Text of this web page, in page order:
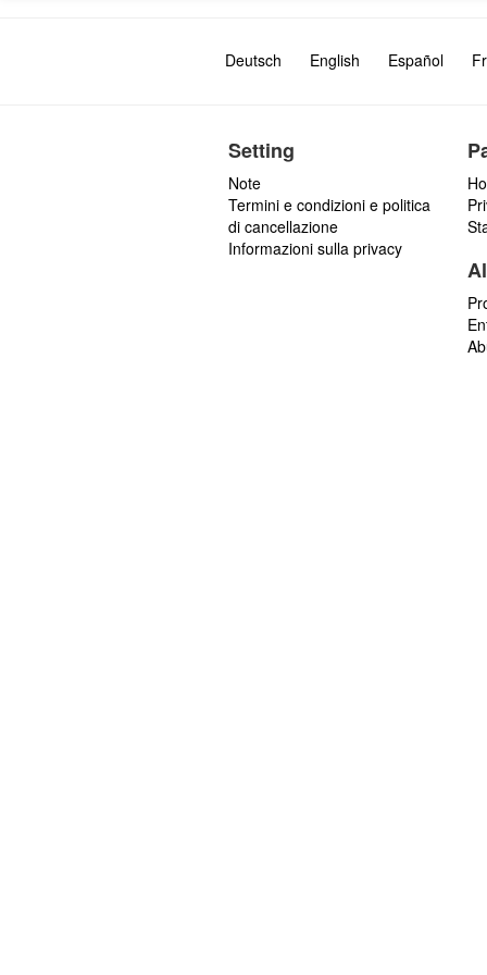
Deutsch English Español
Setting
Note
Termini e condizioni e politica
di cancellazione
Informazioni sulla privacy